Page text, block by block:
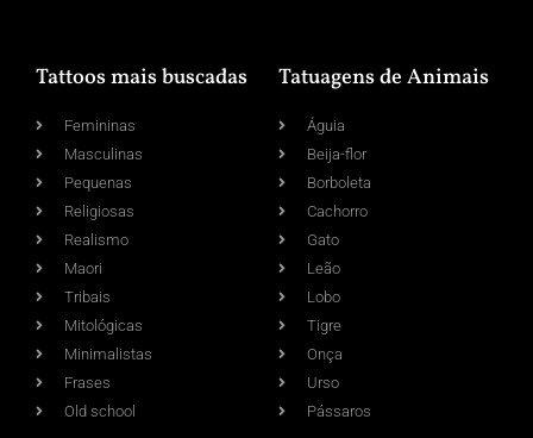
Tattoos mais buscadas
Femininas
Masculinas
Pequenas
Religiosas
Realismo
Maori
Tribais
Mitológicas
Minimalistas
Frases
Old school
Tatuagens de Animais
Águia
Beija-flor
Borboleta
Cachorro
Gato
Leão
Lobo
Tigre
Onça
Urso
Pássaros